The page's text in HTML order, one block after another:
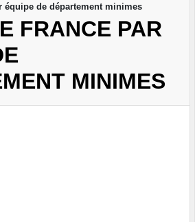
équipe de département minimes
FRANCE PAR
MINIMES